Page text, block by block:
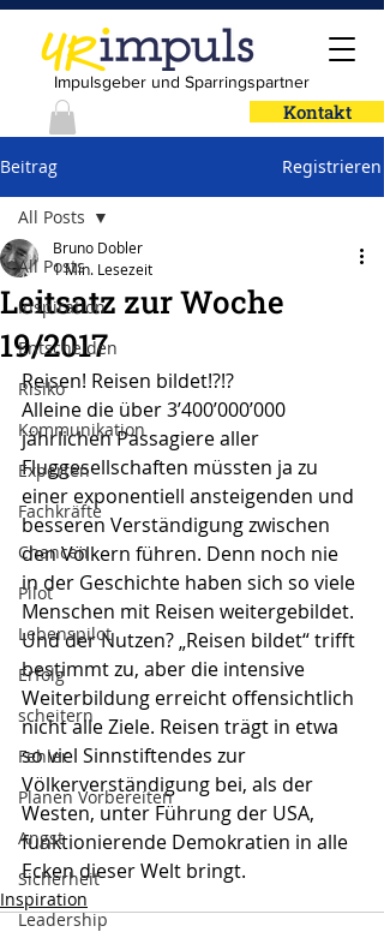
Impulsgeber und Sparringspartner
Kontakt
Beitrag Registrieren
All Posts
Inspiration
Entscheiden
Risiko
Kommunikation
Experten
Fachkräfte
Chancen
Pilot
Lebenspilot
Erfolg
scheitern
Fehler
Planen Vorbereiten
Angst
Sicherheit
Leadership
All Posts
Leitsatz zur Woche
19/2017
Bruno Dobler
1 Min. Lesezeit
Reisen! Reisen bildet!?!?
Alleine die über 3’400’000’000
jährlichen Passagiere aller
Fluggesellschaften müssten ja zu
einer exponentiell ansteigenden und
besseren Verständigung zwischen
den Völkern führen. Denn noch nie
in der Geschichte haben sich so viele
Menschen mit Reisen weitergebildet.
Und der Nutzen? „Reisen bildet“ trifft
bestimmt zu, aber die intensive
Weiterbildung erreicht offensichtlich
nicht alle Ziele. Reisen trägt in etwa
so viel Sinnstiftendes zur
Völkerverständigung bei, als der
Westen, unter Führung der USA,
funktionierende Demokratien in alle
Ecken dieser Welt bringt.
Inspiration